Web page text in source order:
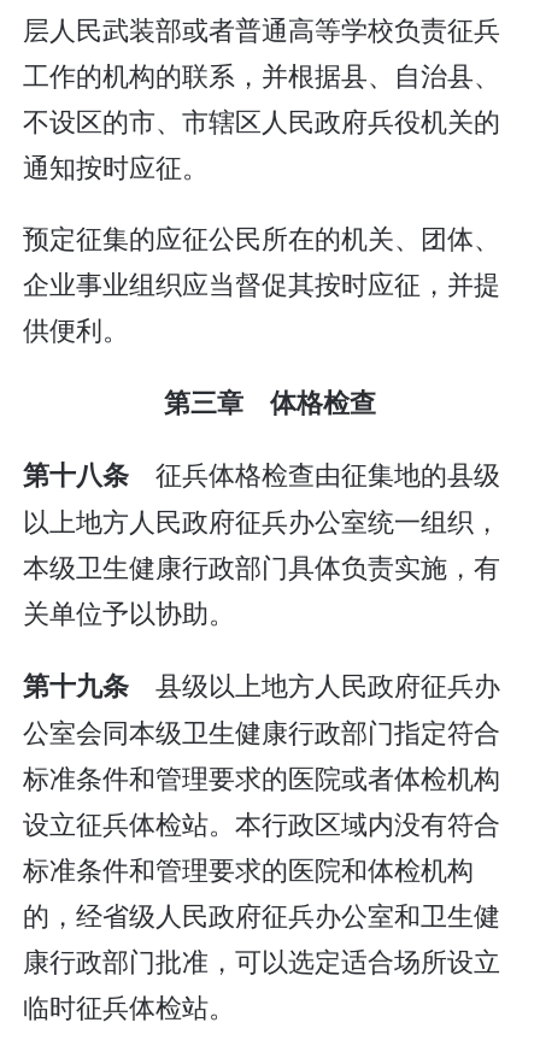
层人民武装部或者普通高等学校负责征兵
工作的机构的联系，并根据县、自治县、
不设区的市、市辖区人民政府兵役机关的
通知按时应征。
预定征集的应征公民所在的机关、团体、
企业事业组织应当督促其按时应征，并提
供便利。
第三章 体格检查
第十八条 征兵体格检查由征集地的县级
以上地方人民政府征兵办公室统一组织，
本级卫生健康行政部门具体负责实施，有
关单位予以协助。
第十九条 县级以上地方人民政府征兵办
公室会同本级卫生健康行政部门指定符合
标准条件和管理要求的医院或者体检机构
设立征兵体检站。本行政区域内没有符合
标准条件和管理要求的医院和体检机构
的，经省级人民政府征兵办公室和卫生健
康行政部门批准，可以选定适合场所设立
临时征兵体检站。